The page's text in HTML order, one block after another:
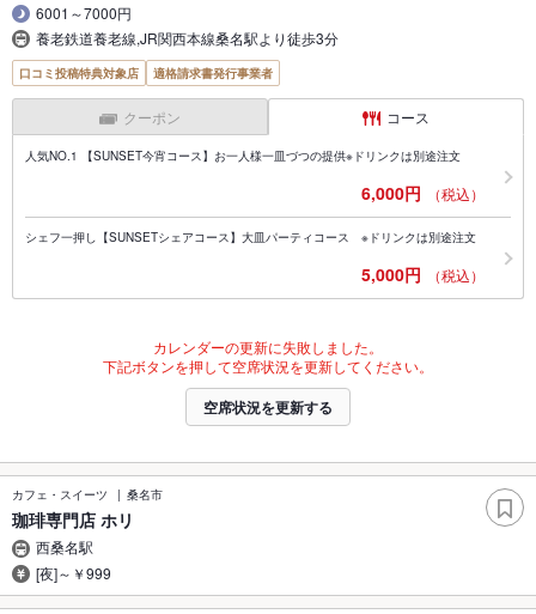
6001～7000円
養老鉄道養老線,JR関西本線桑名駅より徒歩3分
口コミ投稿特典対象店 適格請求書発行事業者
クーポン コース
人気NO.1 【SUNSET今宵コース】お一人様一皿づつの提供※ドリンクは別途注文
6,000円 （税込）
シェフ一押し【SUNSETシェアコース】大皿パーティコース ※ドリンクは別途注文
5,000円 （税込）
カレンダーの更新に失敗しました。
下記ボタンを押して空席状況を更新してください。
空席状況を更新する
カフェ・スイーツ 桑名市
珈琲専門店 ホリ
西桑名駅
[夜]～￥999